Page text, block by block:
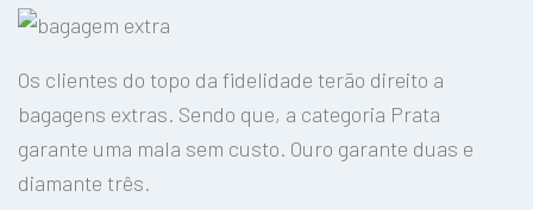
Os clientes do topo da fidelidade terão direito a
bagagens extras. Sendo que, a categoria Prata
garante uma mala sem custo. Ouro garante duas e
diamante três.